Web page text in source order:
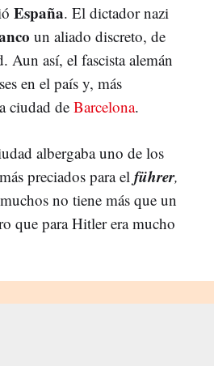
España. El dictador nazi
un aliado discreto, de
Aun así, el fascista alemán
en el país y, más
ciudad de Barcelona.
albergaba uno de los
preciados para el führer,
no tiene más que un
que para Hitler era mucho